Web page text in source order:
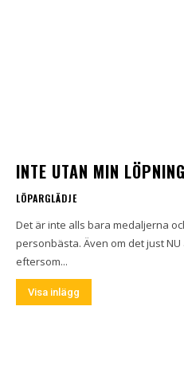
INTE UTAN MIN
LÖPARGLÄDJE
Det är inte alls bara medaljerna
personbästa. Även om det just
eftersom...
Visa inlägg